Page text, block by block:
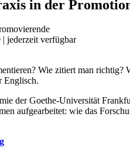
in der
jederzeit verfügbar
Wie zitiert man
Englisch.
der Goethe-Universität
aufgearbeitet: wie das